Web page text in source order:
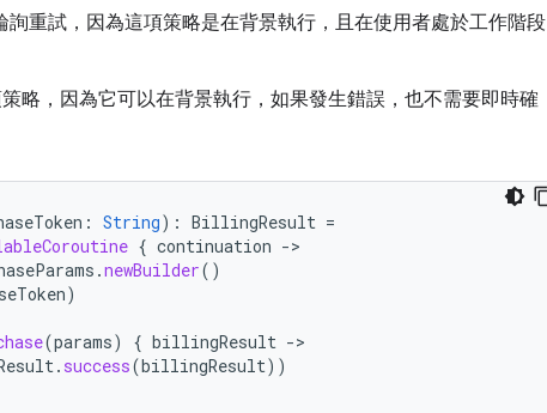
重試，因為這項策略是在背景執行，且在使用者處於工作階段
略，因為它可以在背景執行，如果發生錯誤，也不需要即時確
: String): BillingResult =
{ continuation -
.newBuilder()
)
(params) { billingResult -
. success(billingResult))